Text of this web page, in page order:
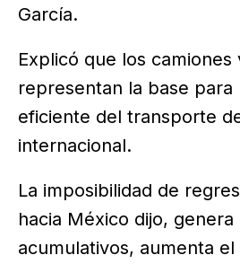
García.
Explicó que los camiones
representan la base para
eficiente del transporte
internacional.
La imposibilidad de
hacia México dijo, genera
acumulativos, aumenta